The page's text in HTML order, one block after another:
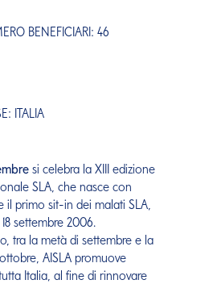
BENEFICIARI: 46
ITALIA
si celebra la XIII edizione
SLA, che nasce con
il primo sit-in dei malati SLA,
settembre 2006.
tra la metà di settembre e la
AISLA promuove
Italia, al fine di rinnovare